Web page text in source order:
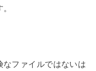
なファイルではないは